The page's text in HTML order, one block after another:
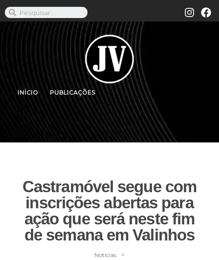
INÍCIO PUBLICAÇÕES
Castramóvel segue com
inscrições abertas para
ação que será neste fim
de semana em Valinhos
Notícias >